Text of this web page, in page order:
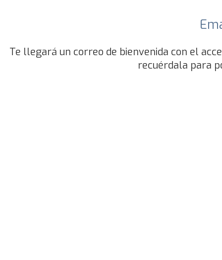
Te llegará un correo de bienvenida con el
recuérdala para